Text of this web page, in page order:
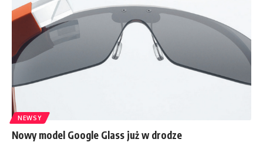
NEWSY
Nowy model Google Glass już w drodze